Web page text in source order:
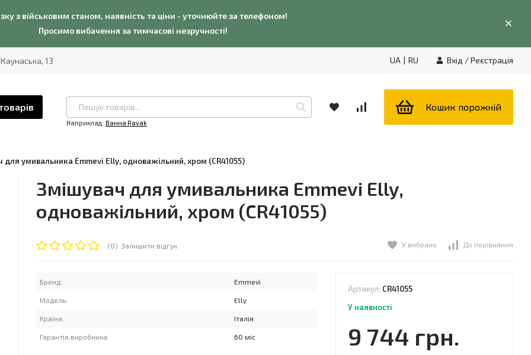
з військовим станом, наявність та ціни - уточнюйте за телефоном!
Просимо вибачення за тимчасові незручності!
13 UA | RU Вхід /Реєстрація
Наприклад: Ванна Ravak
Кошик порожній
для умивальника Emmevi Elly, одноважільний, хром (CR41055)
Змішувач для умивальника Emmevi Elly,
одноважільний, хром (CR41055)
(0) Залишити відгук У вибране До порівняння
Бренд: Emmevi
Модель: Elly
Країна: Італія
Гарантія виробника: 60 міс
Артикул: CR41055
У наявності
9 744 грн.